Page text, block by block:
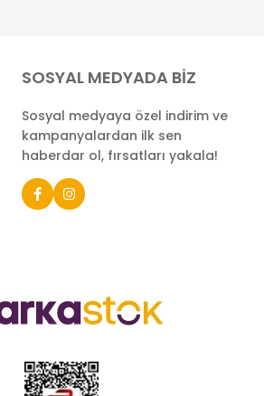
SOSYAL MEDYADA BİZ
Sosyal medyaya özel indirim ve
kampanyalardan ilk sen
haberdar ol, fırsatları yakala!